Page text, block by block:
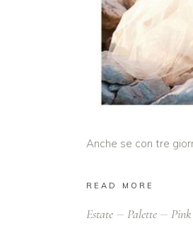
Anche se con tre
READ MORE
Estate Palette Pink